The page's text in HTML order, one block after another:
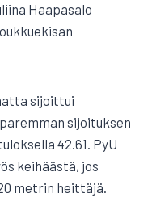
Haapasalo
sijoittui
sijoituksen
42.61. PyU
keihäästä, jos
metrin heittäjä.